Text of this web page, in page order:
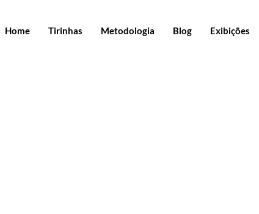
Home Tirinhas Metodologia Blog Exibições